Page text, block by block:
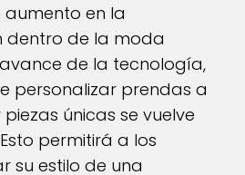
en la
dentro de la moda
de la tecnología,
personalizar prendas a
únicas se vuelve
permitirá a los
su estilo de una